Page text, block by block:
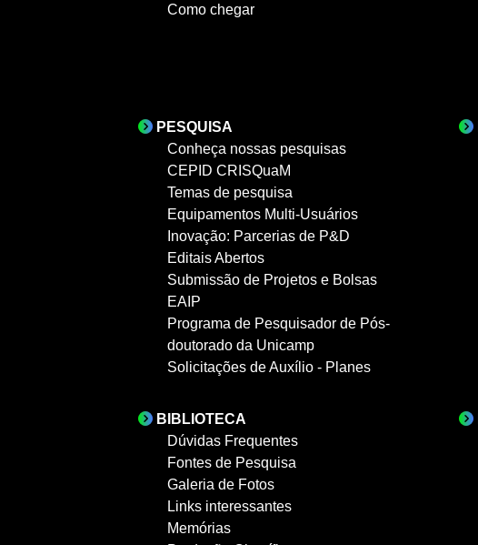
Como chegar
PESQUISA
Conheça nossas pesquisas
CEPID CRISQuaM
Temas de pesquisa
Equipamentos Multi-Usuários
Inovação: Parcerias de P&D
Editais Abertos
Submissão de Projetos e Bolsas
EAIP
Programa de Pesquisador de Pós-
doutorado da Unicamp
Solicitações de Auxílio - Planes
BIBLIOTECA
Dúvidas Frequentes
Fontes de Pesquisa
Galeria de Fotos
Links interessantes
Memórias